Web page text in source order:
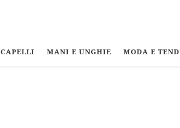
CAPELLI MANI E UNGHIE MODA E